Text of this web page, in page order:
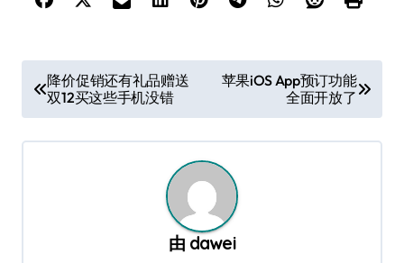
章
导
降价促销还有礼品赠送
双12买这些手机没错
苹果iOS App预订功能
全面开放了
由 dawei